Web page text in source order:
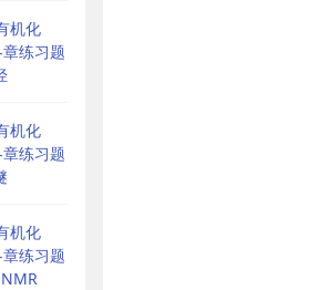
机化
练习题
机化
练习题
机化
练习题